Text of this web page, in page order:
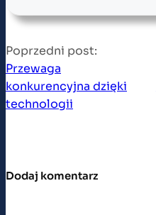
Poprzedni post:
Przewaga
konkurencyjna dzięki
technologii
Dodaj komentarz